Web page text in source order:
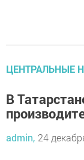
ЦЕНТРАЛЬНЫЕ
В
admin, 24